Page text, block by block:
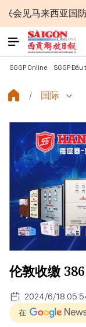
马来西亚国防部长
SGGP Online SGGP
国际
伦敦收缴
2024/6/18
在